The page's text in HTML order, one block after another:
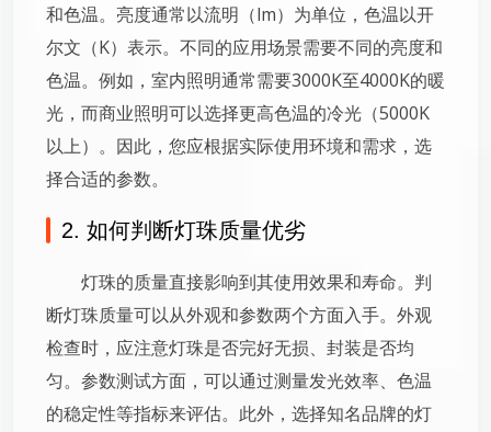
和色温。亮度通常以流明（lm）为单位，色温以开
尔文（K）表示。不同的应用场景需要不同的亮度和
色温。例如，室内照明通常需要3000K至4000K的暖
光，而商业照明可以选择更高色温的冷光（5000K
以上）。因此，您应根据实际使用环境和需求，选
择合适的参数。
2. 如何判断灯珠质量优劣
灯珠的质量直接影响到其使用效果和寿命。判
断灯珠质量可以从外观和参数两个方面入手。外观
检查时，应注意灯珠是否完好无损、封装是否均
匀。参数测试方面，可以通过测量发光效率、色温
的稳定性等指标来评估。此外，选择知名品牌的灯